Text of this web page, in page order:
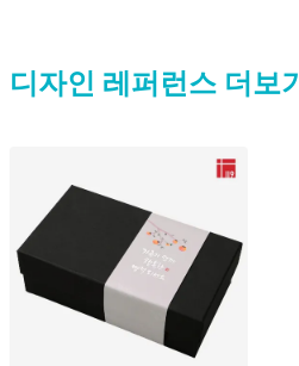
디자인 레퍼런스 더보기